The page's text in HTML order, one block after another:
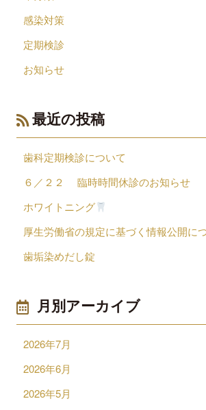
感染対策
定期検診
お知らせ
最近の投稿
歯科定期検診について
６／２２ 臨時時間休診のお知らせ
ホワイトニング
厚生労働省の規定に基づく情報公開に
歯垢染めだし錠
月別アーカイブ
2026年7月
2026年6月
2026年5月